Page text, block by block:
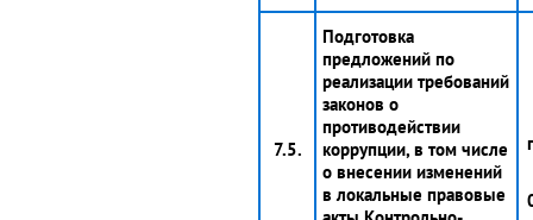
7.5.
Подготовка
предложений по
реализации требований
законов о
противодействии
коррупции, в том числе
о внесении изменений
в локальные правовые